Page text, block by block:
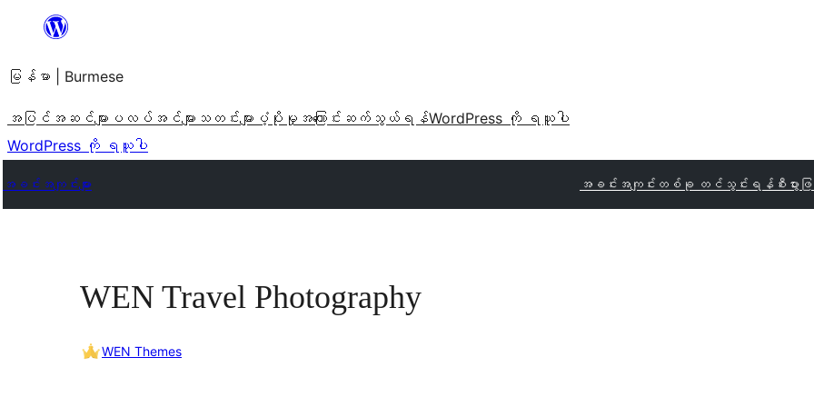
အကြောင်းအရာ
ကျော်သွား
ရန်
မြန်မာ | Burmese
အပြင်အဆင်များ ပလပ်အင်များ သတင်းများ ပံ့ပိုးမှု အကြောင်း ဆက်သွယ်ရန်WordPress ကို ရယူပါ
WordPress ကို ရယူပါ
အခင်းအကျင်းများ အခင်းအကျင်းတစ်ခု တင်သွင်းရန် စီးပွာ
WEN Travel Photography
WEN Themes